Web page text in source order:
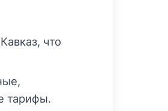
что
тарифы.